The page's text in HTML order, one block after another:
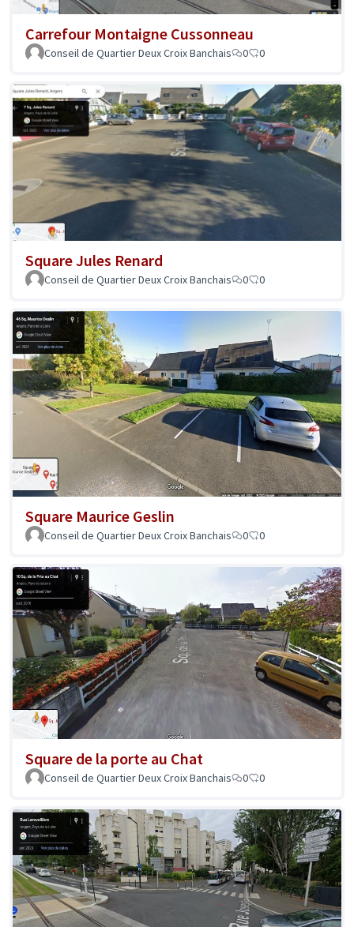
Carrefour Montaigne Cussonneau
Conseil de Quartier Deux Croix Banchais 0 0
Square Jules Renard
Conseil de Quartier Deux Croix Banchais 0 0
Square Maurice Geslin
Conseil de Quartier Deux Croix Banchais 0 0
Square de la porte au Chat
Conseil de Quartier Deux Croix Banchais 0 0